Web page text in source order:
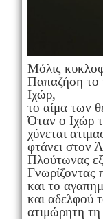
Μόλις
Παπαζήση το
Ιχώρ,
το αίμα των
Όταν ο Ιχώρ
χύνεται
φτάνει στον
Πλούτωνας
Γνωρίζοντας
και το
και αδελφού
ατιμώρητη τη